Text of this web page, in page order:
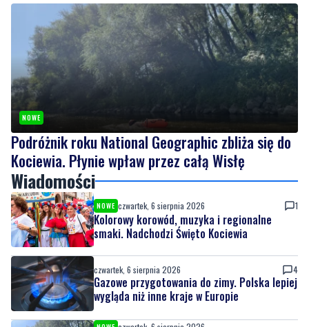
NOWE
Podróżnik roku National Geographic zbliża się do
Kociewia. Płynie wpław przez całą Wisłę
Wiadomości
NOWE czwartek, 6 sierpnia 2026
Kolorowy korowód, muzyka i regionalne
smaki. Nadchodzi Święto Kociewia
czwartek, 6 sierpnia 2026
Gazowe przygotowania do zimy. Polska lepiej
wygląda niż inne kraje w Europie
NOWE czwartek, 6 sierpnia 2026
Podróżnik roku National Geographic zbliża
się do Kociewia. Płynie wpław przez całą
Wisłę